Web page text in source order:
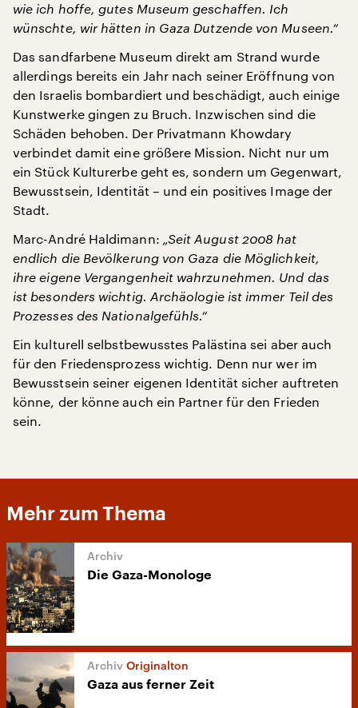
wie ich hoffe, gutes Museum geschaffen. Ich
wünschte, wir hätten in Gaza Dutzende von Museen.“
Das sandfarbene Museum direkt am Strand wurde
allerdings bereits ein Jahr nach seiner Eröffnung von
den Israelis bombardiert und beschädigt, auch einige
Kunstwerke gingen zu Bruch. Inzwischen sind die
Schäden behoben. Der Privatmann Khowdary
verbindet damit eine größere Mission. Nicht nur um
ein Stück Kulturerbe geht es, sondern um Gegenwart,
Bewusstsein, Identität – und ein positives Image der
Stadt.
Marc-André Haldimann: „Seit August 2008 hat
endlich die Bevölkerung von Gaza die Möglichkeit,
ihre eigene Vergangenheit wahrzunehmen. Und das
ist besonders wichtig. Archäologie ist immer Teil des
Prozesses des Nationalgefühls.“
Ein kulturell selbstbewusstes Palästina sei aber auch
für den Friedensprozess wichtig. Denn nur wer im
Bewusstsein seiner eigenen Identität sicher auftreten
könne, der könne auch ein Partner für den Frieden
sein.
Mehr zum Thema
Die Gaza-Monologe
Originalton
Gaza aus ferner Zeit